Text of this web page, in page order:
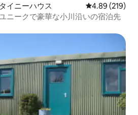
イニーハウス レビュー219
4.89 (219)
ニークで豪華な小川沿いの宿泊先
です。